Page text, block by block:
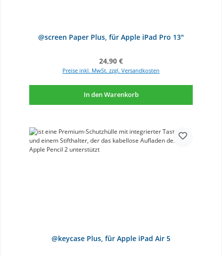
@screen Paper Plus, für Apple iPad Pro 13"
Regulärer Preis:
24,90 €
Preise inkl. MwSt. zzgl. Versandkosten
In den Warenkorb
@keycase Plus, für Apple iPad Air 5